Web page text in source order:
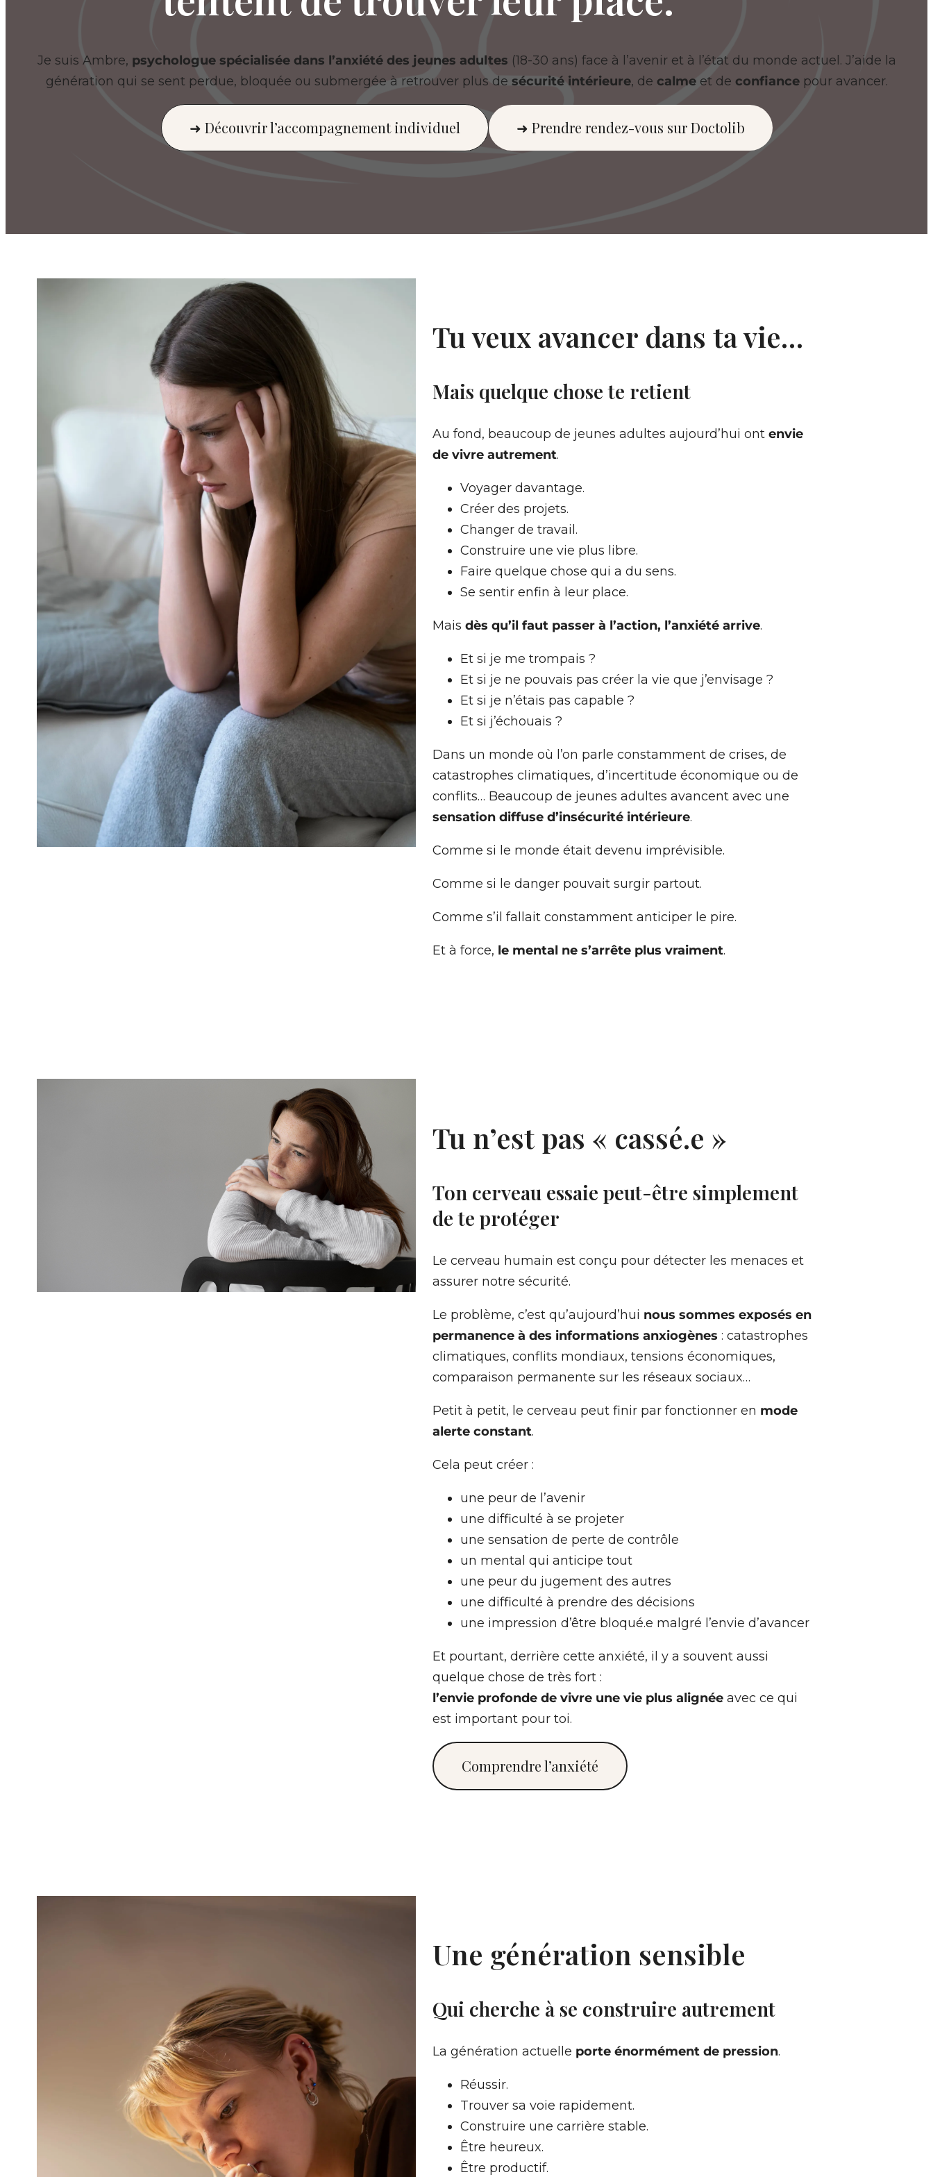
Je suis Ambre, psychologue spécialisée dans l’anxiété des jeunes adultes (18-30 ans) face à l’avenir et à l’état du monde actuel. J’aide la
génération qui se sent perdue, bloquée ou submergée à retrouver plus de sécurité intérieure, de calmeet de confiancepour avancer.
➜ Découvrir l’accompagnement individuel ➜ Prendre rendez-vous sur Doctolib
Tu veux avancer dans ta vie…
Mais quelque chose te retient
Au fond, beaucoup de jeunes adultes aujourd’hui ont envie
de vivre autrement.
Voyager davantage.
Créer des projets.
Changer de travail.
Construire une vie plus libre.
Faire quelque chose qui a du sens.
Se sentir enfin à leur place.
Mais dès qu’il faut passer à l’action, l’anxiété arrive.
Et si je me trompais ?
Et si je ne pouvais pas créer la vie que j’envisage ?
Et si je n’étais pas capable ?
Et si j’échouais ?
Dans un monde où l’on parle constamment de crises, de
catastrophes climatiques, d’incertitude économique ou de
conflits… Beaucoup de jeunes adultes avancent avec une
sensation diffuse d’insécurité intérieure.
Comme si le monde était devenu imprévisible.
Comme si le danger pouvait surgir partout.
Comme s’il fallait constamment anticiper le pire.
Et à force, le mental ne s’arrête plus vraiment.
Tu n’est pas « cassé.e »
Ton cerveau essaie peut-être simplement
de te protéger
Le cerveau humain est conçu pour détecter les menaces et
assurer notre sécurité.
Le problème, c’est qu’aujourd’hui nous sommes exposés en
permanence à des informations anxiogènes : catastrophes
climatiques, conflits mondiaux, tensions économiques,
comparaison permanente sur les réseaux sociaux…
Petit à petit, le cerveau peut finir par fonctionner en mode
alerte constant.
Cela peut créer :
une peur de l’avenir
une difficulté à se projeter
une sensation de perte de contrôle
un mental qui anticipe tout
une peur du jugement des autres
une difficulté à prendre des décisions
une impression d’être bloqué.e malgré l’envie d’avancer
Et pourtant, derrière cette anxiété, il y a souvent aussi
quelque chose de très fort :
l’envie profonde de vivre une vie plus alignée avec ce qui
est important pour toi.
Comprendre l’anxiété
Une génération sensible
Qui cherche à se construire autrement
La génération actuelle porte énormément de pression.
Réussir.
Trouver sa voie rapidement.
Construire une carrière stable.
Être heureux.
Être productif.